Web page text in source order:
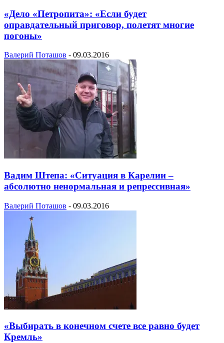
«Дело «Петропита»: «Если будет
оправдательный приговор, полетят многие
погоны»
Валерий Поташов - 09.03.2016
Вадим Штепа: «Ситуация в Карелии –
абсолютно ненормальная и репрессивная»
Валерий Поташов - 09.03.2016
«Выбирать в конечном счете все равно будет
Кремль»